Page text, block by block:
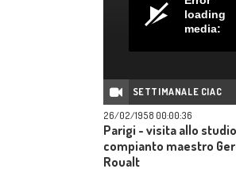
loading
media:
SETTIMANALE CIAC
26/02/1958 00:00:36
Parigi - visita allo
compianto maestro
Roualt